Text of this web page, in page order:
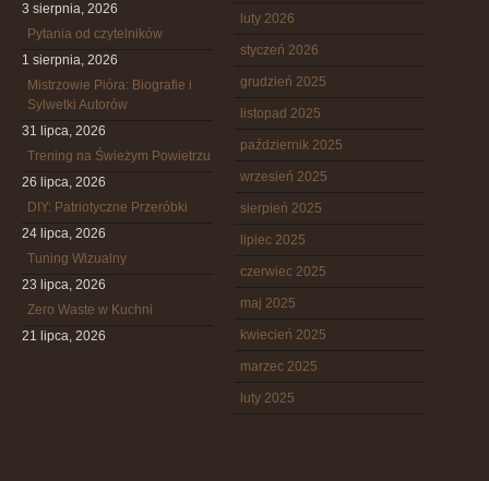
3 sierpnia, 2026
Pytania od czytelników
1 sierpnia, 2026
Mistrzowie Pióra: Biografie i
Sylwetki Autorów
31 lipca, 2026
Trening na Świeżym Powietrzu
26 lipca, 2026
DIY: Patriotyczne Przeróbki
24 lipca, 2026
Tuning Wizualny
23 lipca, 2026
Zero Waste w Kuchni
21 lipca, 2026
luty 2026
styczeń 2026
grudzień 2025
listopad 2025
październik 2025
wrzesień 2025
sierpień 2025
lipiec 2025
czerwiec 2025
maj 2025
kwiecień 2025
marzec 2025
luty 2025